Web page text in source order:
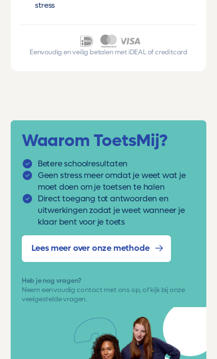
stress
Eenvoudig en veilig betalen met iDEAL of creditcard
Waarom ToetsMij?
Betere schoolresultaten
Geen stress meer omdat je weet wat je
moet doen om je toetsen te halen
Direct toegang tot antwoorden en
uitwerkingen zodat je weet wanneer je
klaar bent voor je toets
Lees meer over onze methode
Heb je nog vragen?
Neem eenvoudig contact met ons op, of kijk bij onze
veelgestelde vragen.